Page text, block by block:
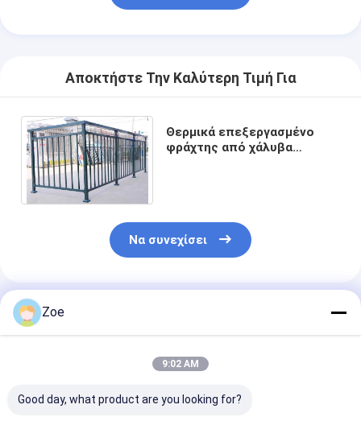
Αποκτήστε Την Καλύτερη Τιμή Για
Θερμικά επεξεργασμένο
φράχτης από χάλυβα
Να συνεχίσει
Συνιστώμενα Προϊόντα
Zoe
9:02 AM
Good day, what product are you looking for?